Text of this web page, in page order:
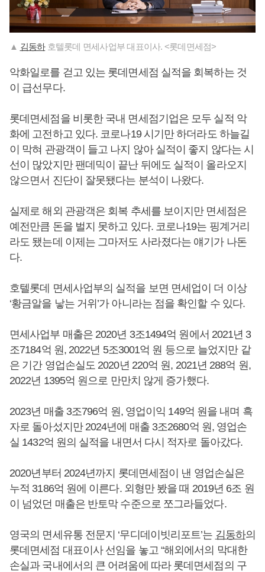
▲ 김동하호텔롯데 면세사업부 대표이사. <롯데면세점>
악화일로를 걷고 있는 롯데면세점 실적을 회복하는 것
이 급선무다.
롯데면세점을 비롯한 국내 면세점기업은 모두 실적 악
화에 고전하고 있다. 코로나19 시기만 하더라도 하늘길
이 막혀 관광객이 들고 나지 않아 실적이 좋지 않다는 시
선이 많았지만 팬데믹이 끝난 뒤에도 실적이 올라오지
않으면서 진단이 잘못됐다는 분석이 나왔다.
실제로 해외 관광객은 회복 추세를 보이지만 면세점은
예전만큼 돈을 벌지 못하고 있다. 코로나19는 핑계거리
라도 됐는데 이제는 그마저도 사라졌다는 얘기가 나돈
다.
호텔롯데 면세사업부의 실적을 보면 면세업이 더 이상
‘황금알을 낳는 거위’가 아니라는 점을 확인할 수 있다.
면세사업부 매출은 2020년 3조1494억 원에서 2021년 3
조7184억 원, 2022년 5조3001억 원 등으로 늘었지만 같
은 기간 영업손실도 2020년 220억 원, 2021년 288억 원,
2022년 1395억 원으로 만만치 않게 증가했다.
2023년 매출 3조796억 원, 영업이익 149억 원을 내며 흑
자로 돌아섰지만 2024년에 매출 3조2680억 원, 영업손
실 1432억 원의 실적을 내면서 다시 적자로 돌아갔다.
2020년부터 2024년까지 롯데면세점이 낸 영업손실은
누적 3186억 원에 이른다. 외형만 봤을 때 2019년 6조 원
이 넘었던 매출은 반토막 수준으로 쪼그라들었다.
영국의 면세유통 전문지 ‘무디데이빗리포트’는 김동하의
롯데면세점 대표이사 선임을 놓고 “해외에서의 막대한
손실과 국내에서의 큰 어려움에 따라 롯데면세점의 구